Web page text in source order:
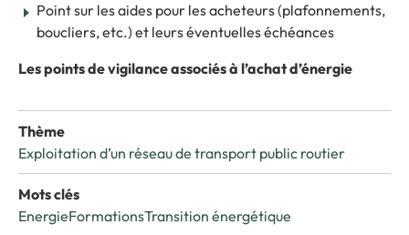
Point sur les aides pour les acheteurs (plafonnements,
boucliers, etc.) et leurs éventuelles échéances
Les points de vigilance associés à l’achat d’énergie
Thème
Exploitation d’un réseau de transport public routier
Mots clés
EnergieFormationsTransition énergétique